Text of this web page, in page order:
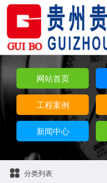
网站首页
工程案例
新闻中心
分类列表